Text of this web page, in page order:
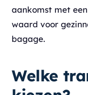
aankomst met
waard voor
bagage.
Welke